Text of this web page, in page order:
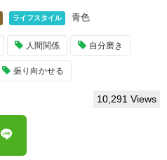
ライフスタイル 青色
人間関係 自分磨き
振り向かせる
10,291 Views